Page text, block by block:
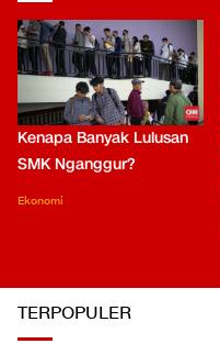
Kenapa Banyak Lulusan
SMK Nganggur?
Ekonomi
TERPOPULER